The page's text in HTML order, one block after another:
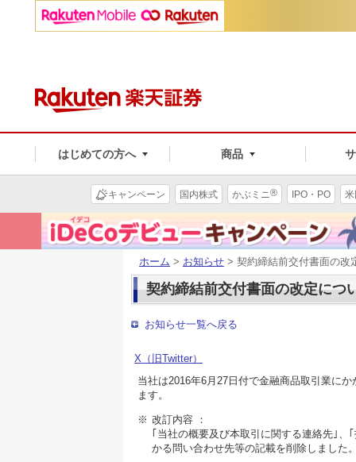
はじめての方へ 商品
キャンペーン 国内株式 かぶミニ® IPO・PO
ホーム > お知らせ > 契約締結前交付書面の改
契約締結前交付書面の改定につ
お知らせ一覧へ戻る
X（旧Twitter）
当社は2016年6月27日付で金融商品取引業に
ます。
※ 改訂内容 ：
｢当社の概要及び本取引に関する連絡先｣
かる問い合わせ先等の記載を削除しました